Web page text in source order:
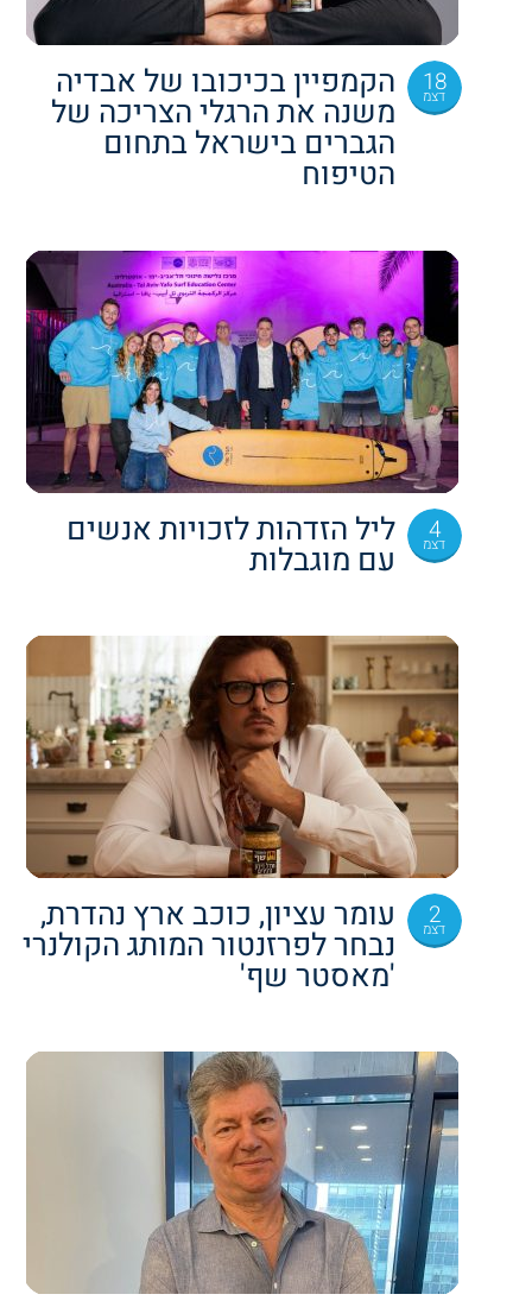
18
דצמ הקמפיין בכיכובו של אבדיה
משנה את הרגלי הצריכה של
הגברים בישראל בתחום
הטיפוח
4
דצמ ליל הזדהות לזכויות אנשים
עם מוגבלות
2
דצמ עומר עציון, כוכב ארץ נהדרת,
נבחר לפרזנטור המותג הקולנרי
'מאסטר שף'